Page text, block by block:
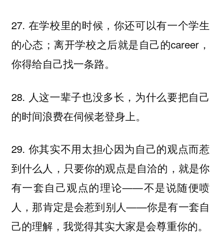
27. 在学校里的时候，你还可以有一个学生
的心态；离开学校之后就是自己的career，
你得给自己找一条路。
28. 人这一辈子也没多长，为什么要把自己
的时间浪费在伺候老登身上。
29. 你其实不用太担心因为自己的观点而惹
到什么人，只要你的观点是自洽的，就是你
有一套自己观点的理论——不是说随便喷
人，那肯定是会惹到别人——你是有一套自
己的理解，我觉得其实大家是会尊重你的。